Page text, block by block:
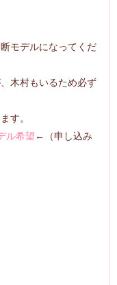
モデルになってくだ
木村もいるため必ず
す。
ル希望 ←（申し込み